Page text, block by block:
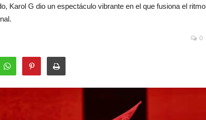
Karol G dio un espectáculo vibrante en el que fusiona el ritmo
0